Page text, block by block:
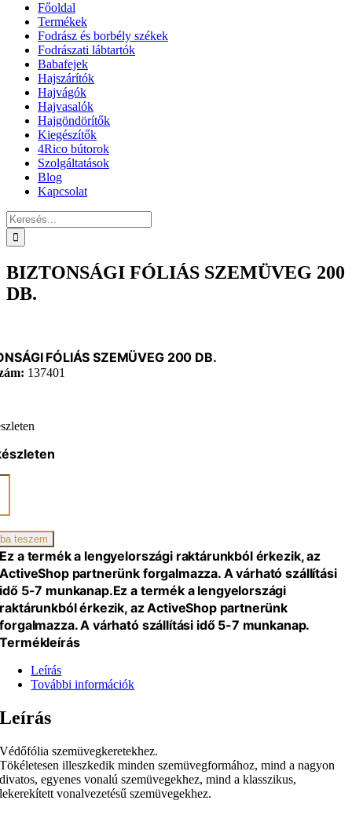
Főoldal
Termékek
Fodrász és borbély székek
Fodrászati lábtartók
Babafejek
Hajszárítók
Hajvágók
Hajvasalók
Hajgöndörítők
Kiegészítők
4Rico bútorok
Szolgáltatások
Blog
Kapcsolat
Keresés...
BIZTONSÁGI FÓLIÁS SZEMÜVEG 200
DB.
FÓLIÁS SZEMÜVEG 200 DB.
137401
teszem
Ez a termék a lengyelországi raktárunkból érkezik, az
ActiveShop partnerünk forgalmazza. A várható szállítási
idő 5-7 munkanap.Ez a termék a lengyelországi
raktárunkból érkezik, az ActiveShop partnerünk
forgalmazza. A várható szállítási idő 5-7 munkanap.
Termékleírás
Leírás
További információk
Leírás
Védőfólia szemüvegkeretekhez.
Tökéletesen illeszkedik minden szemüvegformához, mind a nagyon
divatos, egyenes vonalú szemüvegekhez, mind a klasszikus,
lekerekített vonalvezetésű szemüvegekhez.